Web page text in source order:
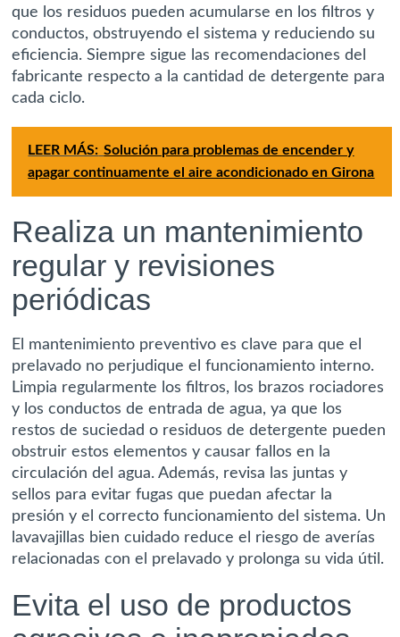
que los residuos pueden acumularse en los filtros y
conductos, obstruyendo el sistema y reduciendo su
eficiencia. Siempre sigue las recomendaciones del
fabricante respecto a la cantidad de detergente para
cada ciclo.
LEER MÁS: Solución para problemas de encender y
apagar continuamente el aire acondicionado en Girona
Realiza un mantenimiento
regular y revisiones
periódicas
El mantenimiento preventivo es clave para que el
prelavado no perjudique el funcionamiento interno.
Limpia regularmente los filtros, los brazos rociadores
y los conductos de entrada de agua, ya que los
restos de suciedad o residuos de detergente pueden
obstruir estos elementos y causar fallos en la
circulación del agua. Además, revisa las juntas y
sellos para evitar fugas que puedan afectar la
presión y el correcto funcionamiento del sistema. Un
lavavajillas bien cuidado reduce el riesgo de averías
relacionadas con el prelavado y prolonga su vida útil.
Evita el uso de productos